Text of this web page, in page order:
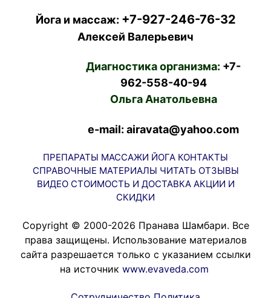
Йога и массаж: +7-927-246-76-32
Алексей Валерьевич
Диагностика организма: +7-
962-558-40-94
Ольга Анатольевна
e-mail: airavata@yahoo.com
ПРЕПАРАТЫ МАССАЖИ ЙОГА КОНТАКТЫ
СПРАВОЧНЫЕ МАТЕРИАЛЫ ЧИТАТЬ ОТЗЫВЫ
ВИДЕО СТОИМОСТЬ И ДОСТАВКА АКЦИИ И
СКИДКИ
Copyright © 2000-2026 Пранава Шамбари. Все
права защищены. Использование материалов
сайта разрешается только с указанием ссылки
на источник www.evaveda.com